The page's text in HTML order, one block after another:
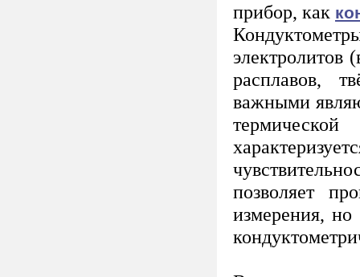
прибор, как
электролитов
расплавов,
важными
позволяет
измерения, но